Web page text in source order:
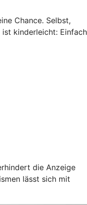
Chance. Selbst,
kinderleicht: Einfach
die Anzeige
lässt sich mit